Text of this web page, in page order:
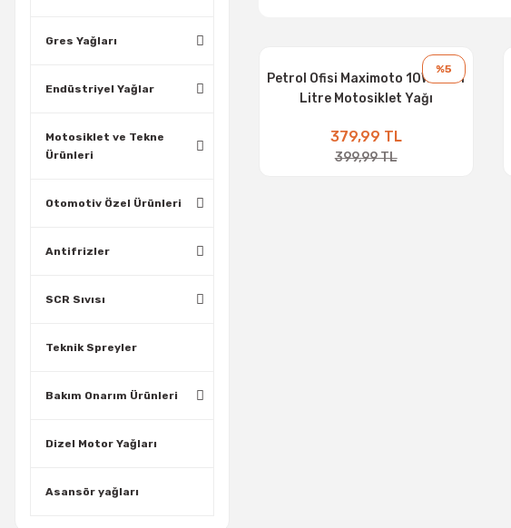
Gres Yağları
Endüstriyel Yağlar
Motosiklet ve Tekne
Ürünleri
Otomotiv Özel Ürünleri
Antifrizler
SCR Sıvısı
Teknik Spreyler
Bakım Onarım Ürünleri
Dizel Motor Yağları
Asansör yağları
%5
Petrol Ofisi Maximoto 10W-40 1
Litre Motosiklet Yağı
379,99 TL
399,99 TL